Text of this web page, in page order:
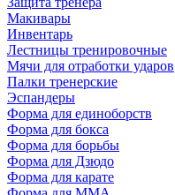
Макивары
Инвентарь
Лестницы тренировочные
Мячи для отработки ударов
Палки тренерские
Эспандеры
Форма для единоборств
Форма для бокса
Форма для борьбы
Форма для Дзюдо
Форма для карате